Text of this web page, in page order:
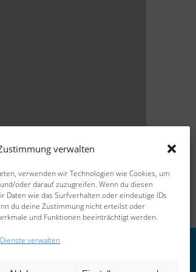
verwalten
verwenden wir Technologien wie Cookies, um
oder darauf zuzugreifen. Wenn du diesen
Daten wie das Surfverhalten oder eindeutige IDs
du deine Zustimmung nicht erteilst oder
und Funktionen beeinträchtigt werden.
Dienste verwalten